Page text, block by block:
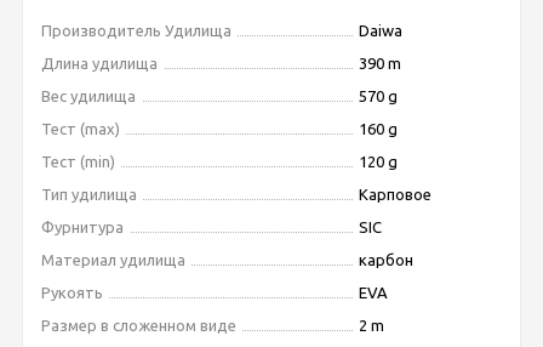
Производитель Удилища
Daiwa
Длина удилища
390 m
Вес удилища
570 g
Тест (max)
160 g
Тест (min)
120 g
Тип удилища
Карповое
Фурнитура
SIC
Материал удилища
карбон
Рукоять
EVA
Размер в сложенном виде
2 m